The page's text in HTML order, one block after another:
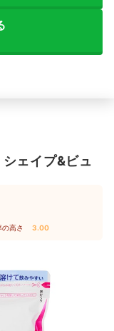
シェイプ&ビュ
高さ 3.00